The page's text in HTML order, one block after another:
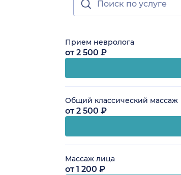
Прием невролога
от 2 500 ₽
Общий классический массаж
от 2 500 ₽
Массаж лица
от 1 200 ₽